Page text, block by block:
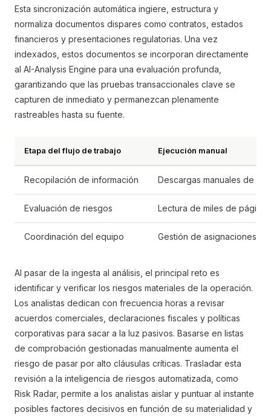
Esta sincronización automática ingiere, estructura y
normaliza documentos dispares como contratos, estados
financieros y presentaciones regulatorias. Una vez
indexados, estos documentos se incorporan directamente
al AI-Analysis Engine para una evaluación profunda,
garantizando que las pruebas transaccionales clave se
capturen de inmediato y permanezcan plenamente
rastreables hasta su fuente.
Etapa del flujo de trabajo Ejecución manual
Recopilación de información Descargas manuales de
Evaluación de riesgos Lectura de miles de
Coordinación del equipo Gestión de asignaciones
Al pasar de la ingesta al análisis, el principal reto es
identificar y verificar los riesgos materiales de la operación.
Los analistas dedican con frecuencia horas a revisar
acuerdos comerciales, declaraciones fiscales y políticas
corporativas para sacar a la luz pasivos. Basarse en listas
de comprobación gestionadas manualmente aumenta el
riesgo de pasar por alto cláusulas críticas. Trasladar esta
revisión a la inteligencia de riesgos automatizada, como
Risk Radar, permite a los analistas aislar y puntuar al instante
posibles factores decisivos en función de su materialidad y